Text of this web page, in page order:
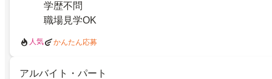
学歴不問
職場見学OK
人気 かんたん応募
アルバイト・パート